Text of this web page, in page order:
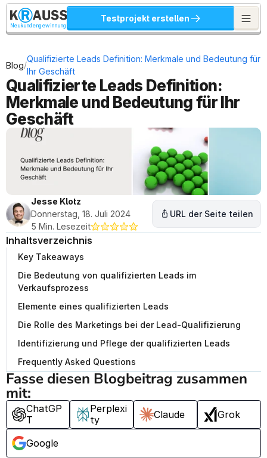
Neukundengewinnung
Testprojekt erstellen
Blog/
Qualifizierte Leads Definition: Merkmale und Bedeutung für
Ihr Geschäft
Qualifizierte Leads Definition:
Merkmale und Bedeutung für Ihr
Geschäft
Jesse Klotz
Donnerstag, 18. Juli 2024
5 Min. Lesezeit
URL der Seite teilen
Inhaltsverzeichnis
Key Takeaways
Die Bedeutung von qualifizierten Leads im
Verkaufsprozess
Elemente eines qualifizierten Leads
Die Rolle des Marketings bei der Lead-Qualifizierung
Identifizierung und Pflege der qualifizierten Leads
Frequently Asked Questions
Fasse diesen Blogbeitrag zusammen
mit:
ChatGP
T
Perplexi
ty
Claude Grok
Google